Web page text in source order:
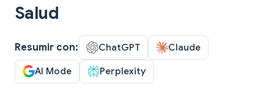
Salud
Resumir con: ChatGPT Claude
AI Mode Perplexity